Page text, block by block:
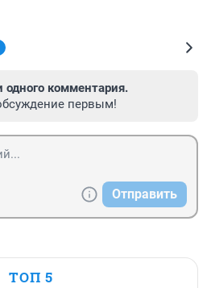
одного комментария.
первым!
Отправить
ТОП 5